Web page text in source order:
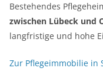
Bestehendes
zwischen Lübeck und
langfristige und hohe
Zur Pflegeimmobilie in